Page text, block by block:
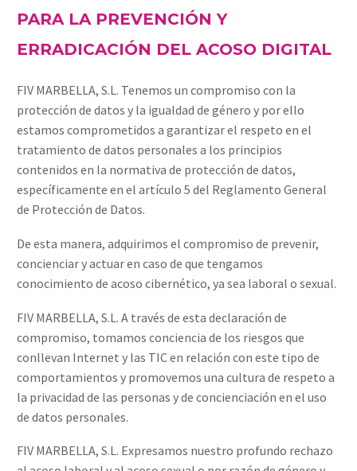
PARA LA PREVENCIÓN Y
ERRADICACIÓN DEL ACOSO DIGITAL
FIV MARBELLA, S.L. Tenemos un compromiso con la
protección de datos y la igualdad de género y por ello
estamos comprometidos a garantizar el respeto en el
tratamiento de datos personales a los principios
contenidos en la normativa de protección de datos,
específicamente en el artículo 5 del Reglamento General
de Protección de Datos.
De esta manera, adquirimos el compromiso de prevenir,
concienciar y actuar en caso de que tengamos
conocimiento de acoso cibernético, ya sea laboral o sexual.
FIV MARBELLA, S.L. A través de esta declaración de
compromiso, tomamos conciencia de los riesgos que
conllevan Internet y las TIC en relación con este tipo de
comportamientos y promovemos una cultura de respeto a
la privacidad de las personas y de concienciación en el uso
de datos personales.
FIV MARBELLA, S.L. Expresamos nuestro profundo rechazo